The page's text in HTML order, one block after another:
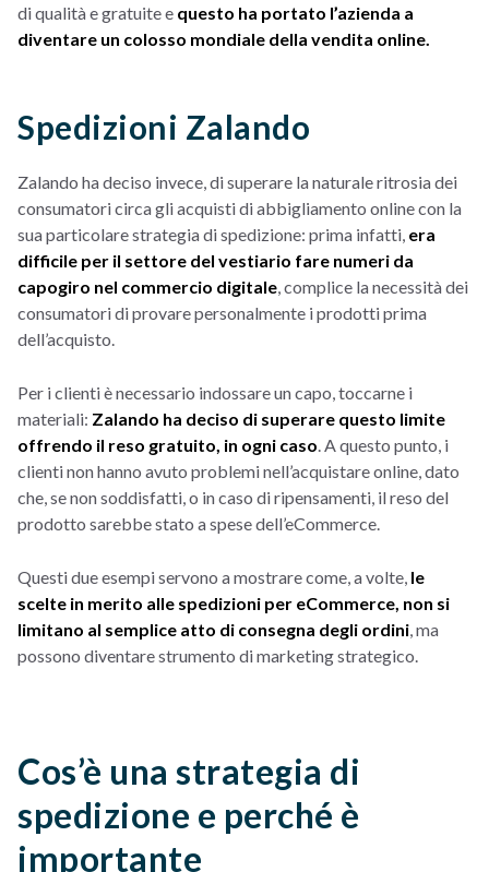
di qualità e gratuite e questo ha portato l’azienda a
diventare un colosso mondiale della vendita online.
Spedizioni Zalando
Zalando ha deciso invece, di superare la naturale ritrosia dei
consumatori circa gli acquisti di abbigliamento online con la
sua particolare strategia di spedizione: prima infatti, era
difficile per il settore del vestiario fare numeri da
capogiro nel commercio digitale, complice la necessità dei
consumatori di provare personalmente i prodotti prima
dell’acquisto.
Per i clienti è necessario indossare un capo, toccarne i
materiali: Zalando ha deciso di superare questo limite
offrendo il reso gratuito, in ogni caso. A questo punto, i
clienti non hanno avuto problemi nell’acquistare online, dato
che, se non soddisfatti, o in caso di ripensamenti, il reso del
prodotto sarebbe stato a spese dell’eCommerce.
Questi due esempi servono a mostrare come, a volte, le
scelte in merito alle spedizioni per eCommerce, non si
limitano al semplice atto di consegna degli ordini, ma
possono diventare strumento di marketing strategico.
Cos’è una strategia di
spedizione e perché è
importante